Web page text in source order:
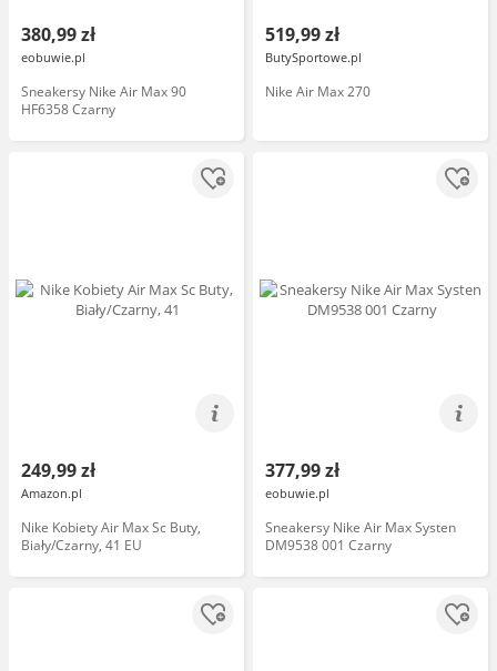
380,99 zł
eobuwie.pl
Sneakersy Nike Air Max 90
HF6358 Czarny
519,99 zł
ButySportowe.pl
Nike Air Max 270
249,99 zł
Amazon.pl
Nike Kobiety Air Max Sc Buty,
Biały/Czarny, 41 EU
377,99 zł
eobuwie.pl
Sneakersy Nike Air Max Systen
DM9538 001 Czarny